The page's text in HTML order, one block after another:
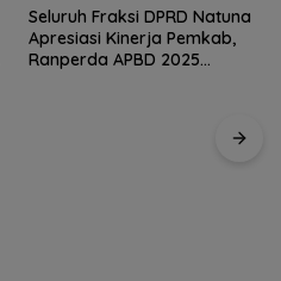
Seluruh Fraksi DPRD Natuna
Apresiasi Kinerja Pemkab,
Ranperda APBD 2025